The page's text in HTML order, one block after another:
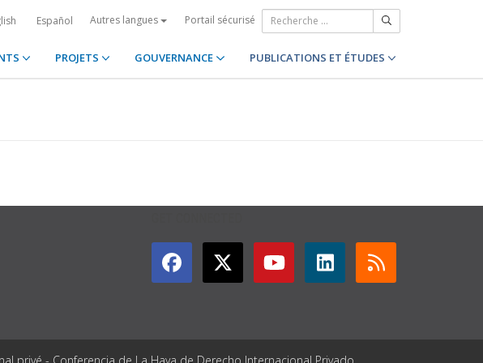
Español Autres langues Portail sécurisé
PROJETS GOUVERNANCE PUBLICATIONS ET ÉTUDES